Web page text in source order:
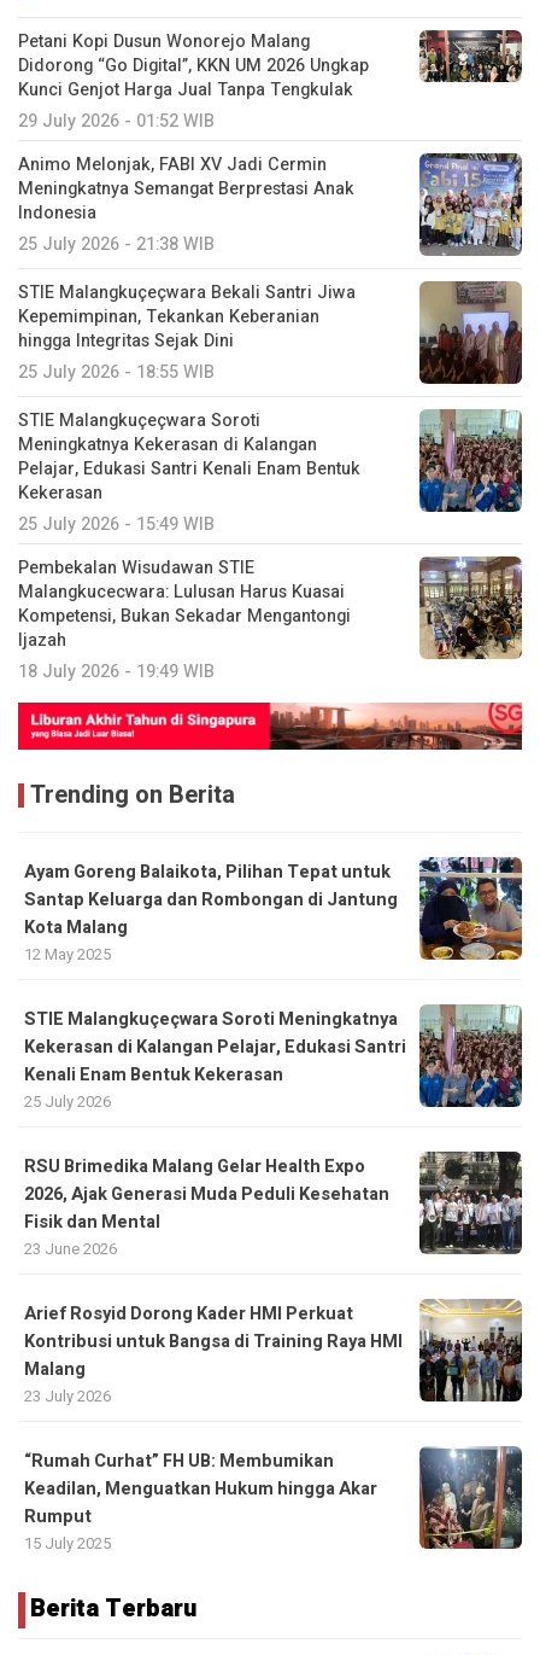
Petani Kopi Dusun Wonorejo Malang
Didorong “Go Digital”, KKN UM 2026 Ungkap
Kunci Genjot Harga Jual Tanpa Tengkulak
29 July 2026 - 01:52 WIB
Animo Melonjak, FABI XV Jadi Cermin
Meningkatnya Semangat Berprestasi Anak
Indonesia
25 July 2026 - 21:38 WIB
STIE Malangkuçeçwara Bekali Santri Jiwa
Kepemimpinan, Tekankan Keberanian
hingga Integritas Sejak Dini
25 July 2026 - 18:55 WIB
STIE Malangkuçeçwara Soroti
Meningkatnya Kekerasan di Kalangan
Pelajar, Edukasi Santri Kenali Enam Bentuk
Kekerasan
25 July 2026 - 15:49 WIB
Pembekalan Wisudawan STIE
Malangkucecwara: Lulusan Harus Kuasai
Kompetensi, Bukan Sekadar Mengantongi
Ijazah
18 July 2026 - 19:49 WIB
Trending on Berita
Ayam Goreng Balaikota, Pilihan Tepat untuk
Santap Keluarga dan Rombongan di Jantung
Kota Malang
12 May 2025
STIE Malangkuçeçwara Soroti Meningkatnya
Kekerasan di Kalangan Pelajar, Edukasi Santri
Kenali Enam Bentuk Kekerasan
25 July 2026
RSU Brimedika Malang Gelar Health Expo
2026, Ajak Generasi Muda Peduli Kesehatan
Fisik dan Mental
23 June 2026
Arief Rosyid Dorong Kader HMI Perkuat
Kontribusi untuk Bangsa di Training Raya HMI
Malang
23 July 2026
“Rumah Curhat” FH UB: Membumikan
Keadilan, Menguatkan Hukum hingga Akar
Rumput
15 July 2025
Berita Terbaru